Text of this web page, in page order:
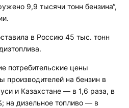
9,9 тысячи тонн бензина“,
в Россию 45 тыс. тонн
потребительские цены
на бензин в
и Казахстане — в 1,6 раза, в
на дизельное топливо — в